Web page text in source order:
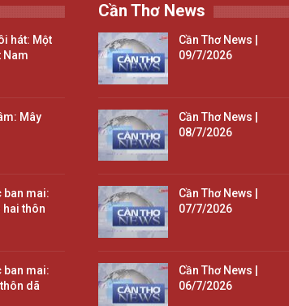
hát: Một
Nam
Mây
ban mai:
hai thôn
ban mai:
dã
Cần Thơ News
Cần Thơ News |
09/7/2026
Cần Thơ News |
08/7/2026
Cần Thơ News |
07/7/2026
Cần Thơ News |
06/7/2026